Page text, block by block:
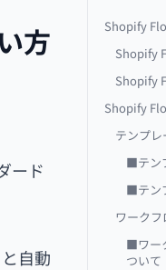
方
ード
自動
Shopify
Shopify
Shopify
Shopify
テンプ
■テン
■テン
ワーク
■ワー
ついて